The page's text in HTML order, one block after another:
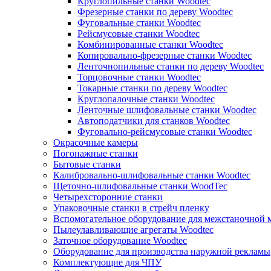
Фрезерные станки по дереву Woodtec
Фуговальные станки Woodtec
Рейсмусовые станки Woodtec
Комбинированные станки Woodtec
Копировально-фрезерные станки Woodtec
Ленточнопильные станки по дереву Woodtec
Торцовочные станки Woodtec
Токарные станки по дереву Woodtec
Круглопалочные станки Woodtec
Ленточные шлифовальные станки Woodtec
Автоподатчики для станков Woodtec
Фуговально-рейсмусовые станки Woodtec
Окрасочные камеры
Погонажные станки
Бытовые станки
Калибровально-шлифовальные станки Woodtec
Щеточно-шлифовальные станки WoodTec
Четырехсторонние станки
Упаковочные станки в стрейч пленку
Вспомогательное оборудование для межстаночной
Пылеулавливающие агрегаты Woodtec
Заточное оборудование Woodtec
Оборудование для производства наружной рекламы
Комплектующие для ЧПУ